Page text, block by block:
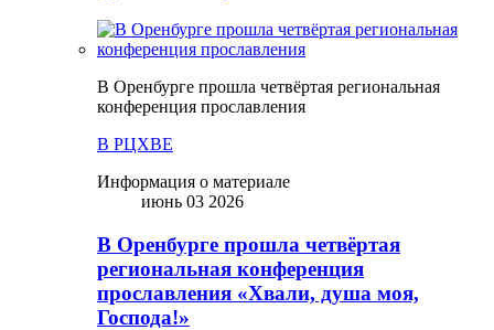
В Оренбурге прошла четвёртая региональная
конференция прославления
В РЦХВЕ
Информация о материале
июнь 03 2026
В Оренбурге прошла четвёртая
региональная конференция
прославления «Хвали, душа моя,
Господа!»